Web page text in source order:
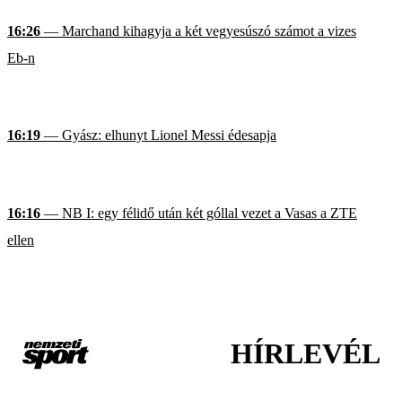
16:26 — Marchand kihagyja a két vegyesúszó számot a vizes
Eb-n
16:19 — Gyász: elhunyt Lionel Messi édesapja
16:16 — NB I: egy félidő után két góllal vezet a Vasas a ZTE
ellen
HÍRLEVÉL